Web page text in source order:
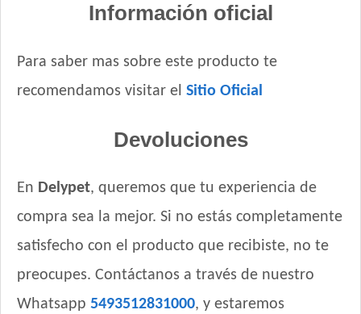
Información oficial
Para saber mas sobre este producto te
recomendamos visitar el Sitio Oficial
Devoluciones
En Delypet, queremos que tu experiencia de
compra sea la mejor. Si no estás completamente
satisfecho con el producto que recibiste, no te
preocupes. Contáctanos a través de nuestro
Whatsapp 5493512831000, y estaremos